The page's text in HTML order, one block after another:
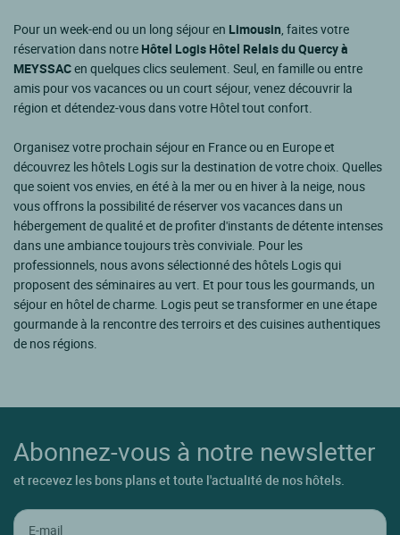
Pour un week-end ou un long séjour en Limousin , faites votre
réservation dans notre Hôtel Logis Hôtel Relais du Quercy à
MEYSSACen quelques clics seulement. Seul, en famille ou entre
amis pour vos vacances ou un court séjour, venez découvrir la
région et détendez-vous dans votre Hôtel tout confort.
Organisez votre prochain séjour en France ou en Europe et
découvrez les hôtels Logis sur la destination de votre choix. Quelles
que soient vos envies, en été à la mer ou en hiver à la neige, nous
vous offrons la possibilité de réserver vos vacances dans un
hébergement de qualité et de profiter d'instants de détente intenses
dans une ambiance toujours très conviviale. Pour les
professionnels, nous avons sélectionné des hôtels Logis qui
proposent des séminaires au vert. Et pour tous les gourmands, un
séjour en hôtel de charme. Logis peut se transformer en une étape
gourmande à la rencontre des terroirs et des cuisines authentiques
de nos régions.
Abonnez-vous à notre newsletter
et recevez les bons plans et toute l'actualité de nos hôtels.